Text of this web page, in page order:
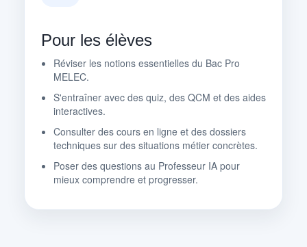
Pour les élèves
Réviser les notions essentielles du Bac Pro
MELEC.
S'entraîner avec des quiz, des QCM et des aides
interactives.
Consulter des cours en ligne et des dossiers
techniques sur des situations métier concrètes.
Poser des questions au Professeur IA pour
mieux comprendre et progresser.